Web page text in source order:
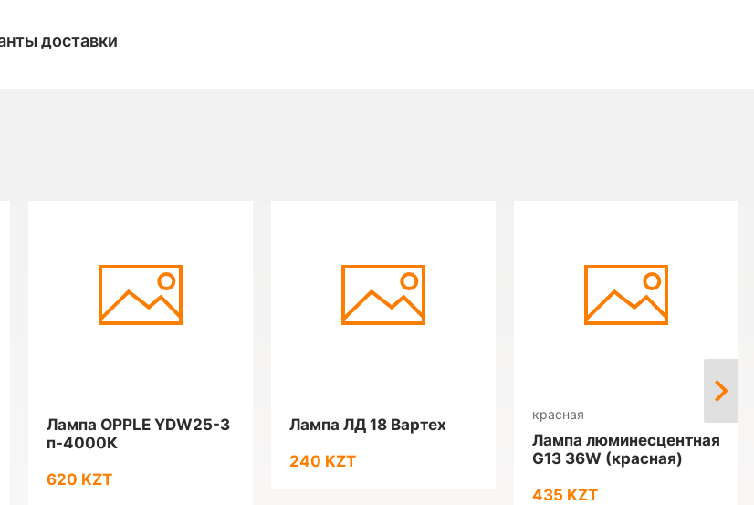
доставки
Лампа OPPLE YDW25-3
п-4000К
620 KZT
Лампа ЛД 18 Вартех
240 KZT
красная
Лампа люминесцентная
G13 36W (красная)
435 KZT